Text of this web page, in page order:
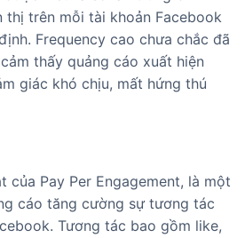
thị trên mỗi tài khoản Facebook
Frequency cao chưa chắc đã
thấy quảng cáo xuất hiện
giác khó chịu, mất hứng thú
của Pay Per Engagement, là một
cáo tăng cường sự tương tác
Tương tác bao gồm like,